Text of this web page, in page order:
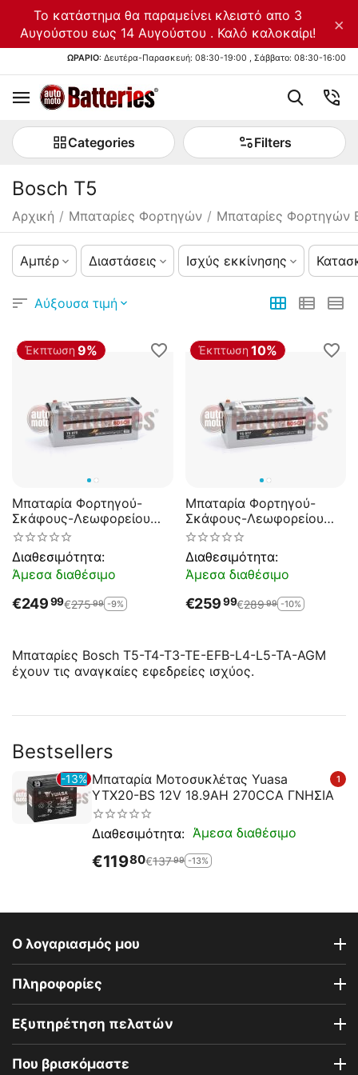
Το κατάστημα θα παραμείνει κλειστό απο 3
Αυγούστου εως 14 Αυγούστου . Καλό καλοκαίρι!
×
ΩΡΑΡΙΟ: Δευτέρα-Παρασκευή: 08:30-19:00 , Σάββατο: 08:30-16:00
Categories Filters
Bosch T5
Αρχική / Μπαταρίες Φορτηγών / Μπαταρίες Φορτηγών
Αμπέρ Διαστάσεις Ισχύς εκκίνησης
Μπαταρίες Bosch T5-T4-T3-TE-EFB-L4-L5-TA-AGM
έχουν τις αναγκαίες εφεδρείες ισχύος.
Αύξουσα τιμή
Έκπτωση 9%
Μπαταρία Φορτηγού-
Σκάφους-Λεωφορείου
Bosch T5075 12V 145AH
800EN Α-Εκκίνησης
Διαθεσιμότητα:
Άμεσα διαθέσιμο
€24999€27599 -9%
Έκπτωση 10%
Μπαταρία Φορτηγού-
Σκάφους-Λεωφορείου
Bosch T5077 12V 180AH
1000EN Α-Εκκίνησης
Διαθεσιμότητα:
Άμεσα διαθέσιμο
€25999€28999 -10%
Bestsellers
13% 1
Μπαταρία Μοτοσυκλέτας Yuasa
YTX20-BS 12V 18.9AH 270CCA ΓΝΗΣΙΑ
Διαθεσιμότητα: Άμεσα διαθέσιμο
€11980€13799 -13%
Ο λογαριασμός μου
Πληροφορίες
Εξυπηρέτηση πελατών
Που βρισκόμαστε